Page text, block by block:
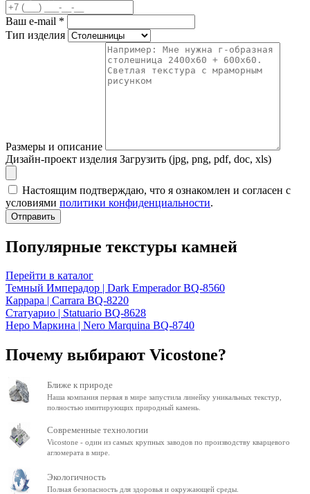
Ваш e-mail *
Тип изделия
Размеры и описание
Дизайн-проект изделия Загрузить (jpg, png, pdf, doc, xls)
Настоящим подтверждаю, что я ознакомлен и согласен с
условиями политики конфиденциальности.
Отправить
Популярные текстуры камней
Перейти в каталог
Темный Имперадор | Dark Emperador BQ-8560
Каррара | Carrara BQ-8220
Статуарио | Statuario BQ-8628
Неро Маркина | Nero Marquina BQ-8740
Почему выбирают Vicostone?
Ближе к природе
Наша компания первая в мире запустила линейку уникальных текстур,
полностью имитирующих природный камень.
Современные технологии
Vicostone - один из самых крупных заводов по производству кварцевого
агломерата в мире.
Экологичность
Полная безопасность для здоровья и окружающей среды.